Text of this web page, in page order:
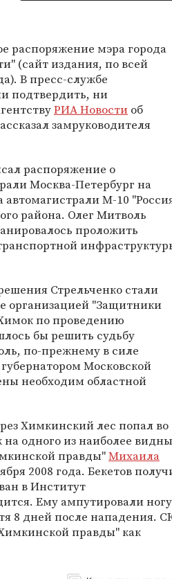
распоряжение мэра города
(cайт издания, по всей
В пресс-службе
подтвердить, ни
РИА Новости об
замруководителя
распоряжение о
Москва-Петербург на
М-10
района. Олег Митволь
проложить
Стрельченко стали
организацией "Защитники
по проведению
бы решить судьбу
по-прежнему в силе
Московской
необходим областной
Химкинский лес попал во
одного из наиболее
правды"Михаила
2008 года. Бекетов
в Институт
Ему ампутировали
8 дней после нападения.
правды" как